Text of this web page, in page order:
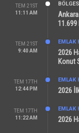
TEM 21ST
11:11 AM
11.699
TEM 21ST
9:40 AM
EMLAK
2026
Konut
TEM 17TH
12:44 PM
EMLAK
2026
TEM 17TH
11:22 AM
EMLAK
2026